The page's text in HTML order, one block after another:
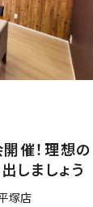
催！理想の
しましょう
塚店